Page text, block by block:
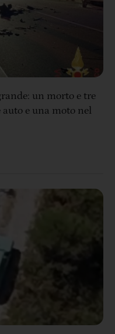
un morto e tre
e una moto nel